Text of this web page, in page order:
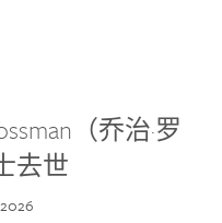
（乔治·罗
去世